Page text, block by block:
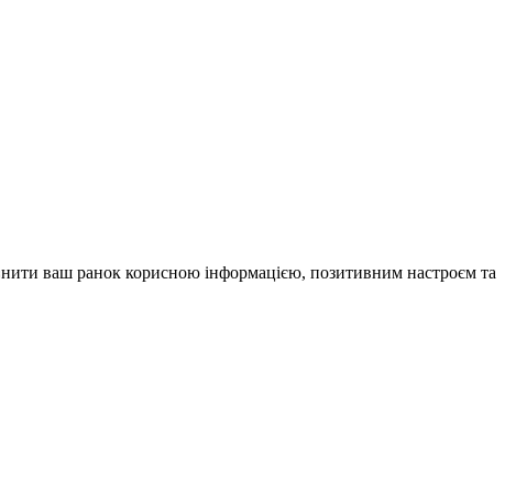
ваш ранок корисною інформацією, позитивним настроєм та